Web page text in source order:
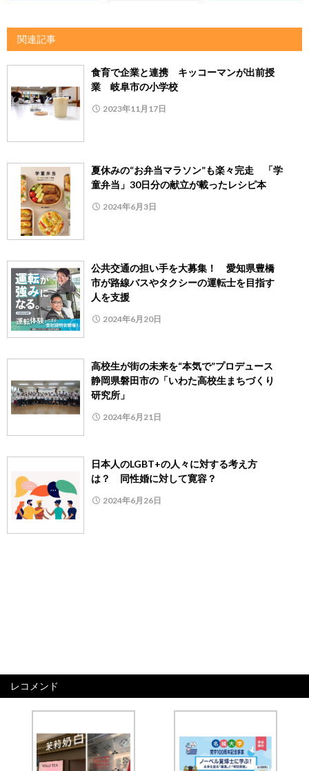
関連記事
食育で企業と連携 キッコーマンが出前授
業 岐阜市の小学校
2023年11月17日
夏休みの“お弁当マラソン”も楽々完走 「学
童弁当」30日分の献立が載ったレシピ本
2024年6月3日
公共交通の担い手を大募集！ 愛知県豊橋
市が路線バスやタクシーの運転士を目指す
人を支援
2024年6月20日
高校生が街の未来を“本気で”プロデュース
静岡県磐田市の「いわた高校生まちづくり
研究所」
2024年6月21日
日本人のLGBT+の人々に対する考え方
は？ 同性婚に対して寛容？
2024年6月26日
レコメンド